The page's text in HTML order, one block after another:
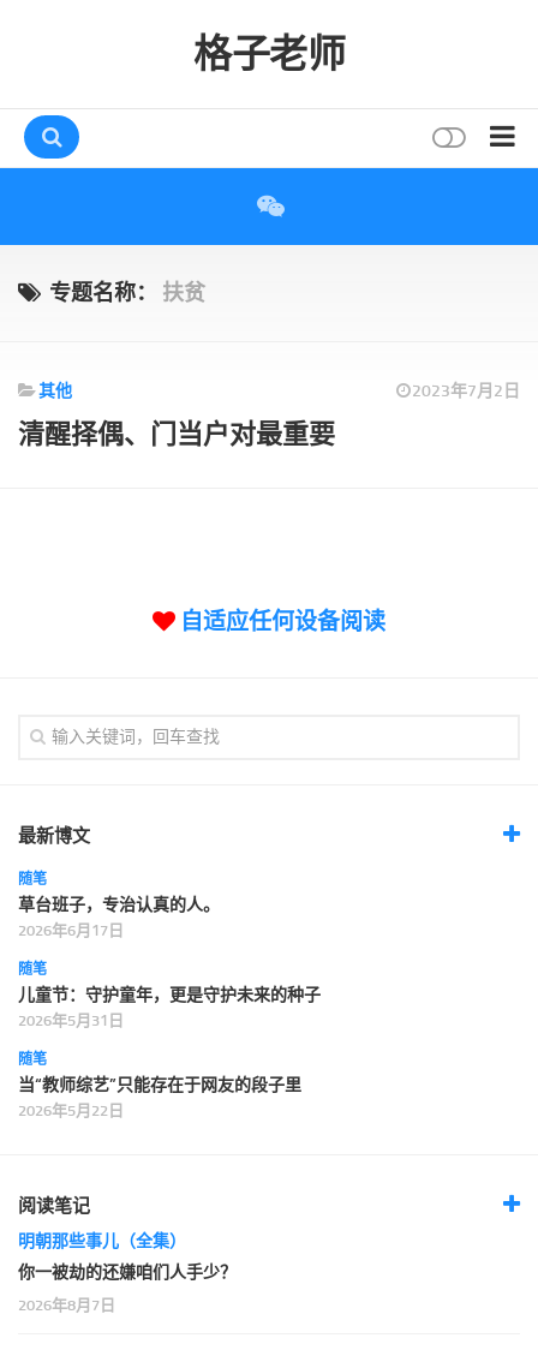
格子老师
互动
友情链接
专题名称： 扶贫
其他 2023年7月2日
清醒择偶、门当户对最重要
自适应任何设备阅读
最新博文
随笔
草台班子，专治认真的人。
2026年6月17日
随笔
儿童节：守护童年，更是守护未来的种子
2026年5月31日
随笔
当“教师综艺”只能存在于网友的段子里
2026年5月22日
阅读笔记
明朝那些事儿（全集）
你一被劫的还嫌咱们人手少？
2026年8月7日